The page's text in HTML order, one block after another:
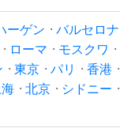
ーゲン · バルセロナ
· ローマ · モスクワ ·
· 東京 · パリ · 香港 ·
· 北京 · シドニー ·